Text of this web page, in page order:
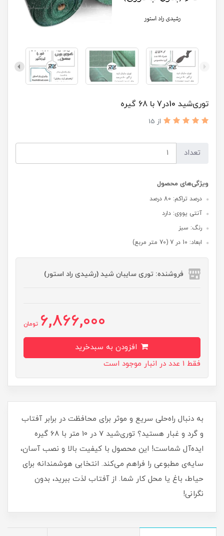
توری‌شید 10در7 با 68 گیره
از 15
تعداد
ویژگی‌های محصول
درصد تراکم: 80 درصد
آنتی یووی: دارد
رنگ: سبز
ابعاد: 10 در 7 (70 متر مربع)
فروشنده: توری سایبان شید (رشیدی راد استور)
6,866,000 تومان
فقط 1 عدد در انبار موجود است
به دنبال راه‌حلی سریع و موثر برای محافظت در برابر آفتاب
و گرد و غبار هستید؟ توری‌شید 7 در 10 متر با 68 گیره
ایده‌آل شماست! این محصول با کیفیت بالا و نصب آسان،
سایه‌ی مطبوعی را فراهم می‌کند. انتخابی هوشمندانه برای
حیاط، باغ یا محل کار شما. از آفتاب لذت ببرید، بدون
نگرانی!